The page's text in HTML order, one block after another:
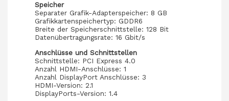
Speicher
Separater Grafik-Adapterspeicher: 8 GB
Grafikkartenspeichertyp: GDDR6
Breite der Speicherschnittstelle: 128 Bit
Datenübertragungsrate: 16 Gbit/s
Anschlüsse und Schnittstellen
Schnittstelle: PCI Express 4.0
Anzahl HDMI-Anschlüsse: 1
Anzahl DisplayPort Anschlüsse: 3
HDMI-Version: 2.1
DisplayPorts-Version: 1.4